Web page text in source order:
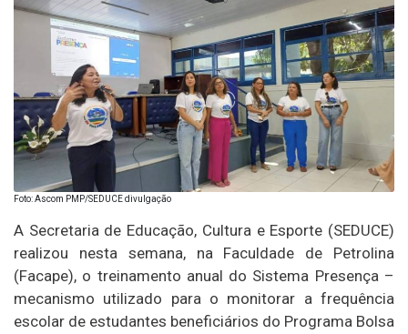
Foto: Ascom PMP/SEDUCE divulgação
A Secretaria de Educação, Cultura e Esporte (SEDUCE)
realizou nesta semana, na Faculdade de Petrolina
(Facape), o treinamento anual do Sistema Presença –
mecanismo utilizado para o monitorar a frequência
escolar de estudantes beneficiários do Programa Bolsa